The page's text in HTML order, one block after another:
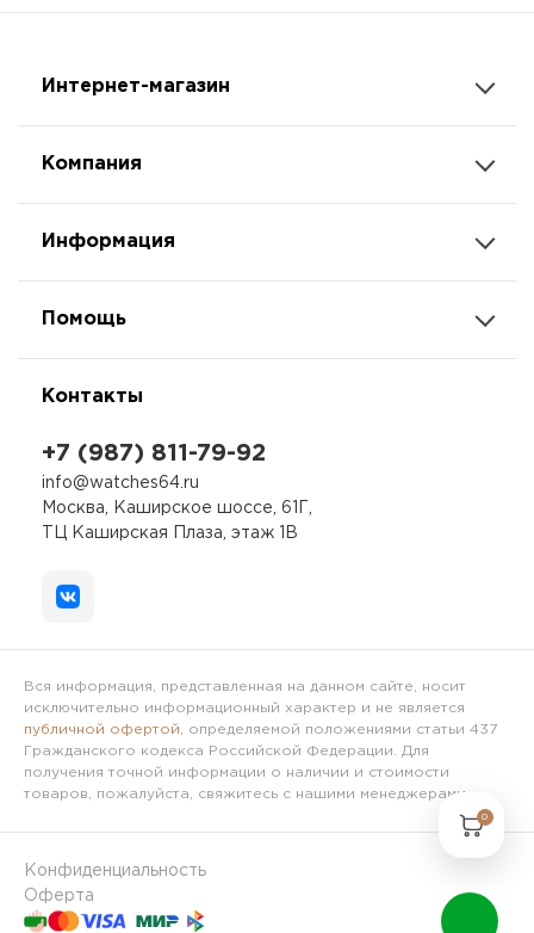
Интернет-магазин
Компания
Информация
Помощь
Контакты
+7 (987) 811-79-92
info@watches64.ru
Москва, Каширское шоссе, 61Г,
ТЦ Каширская Плаза, этаж 1В
Вся информация, представленная на данном сайте, носит
исключительно информационный характер и не является
публичной офертой , определяемой положениями статьи 437
Гражданского кодекса Российской Федерации. Для
получения точной информации о наличии и стоимости
товаров, пожалуйста, свяжитесь с нашими менеджерами.
Конфиденциальность
Оферта
0